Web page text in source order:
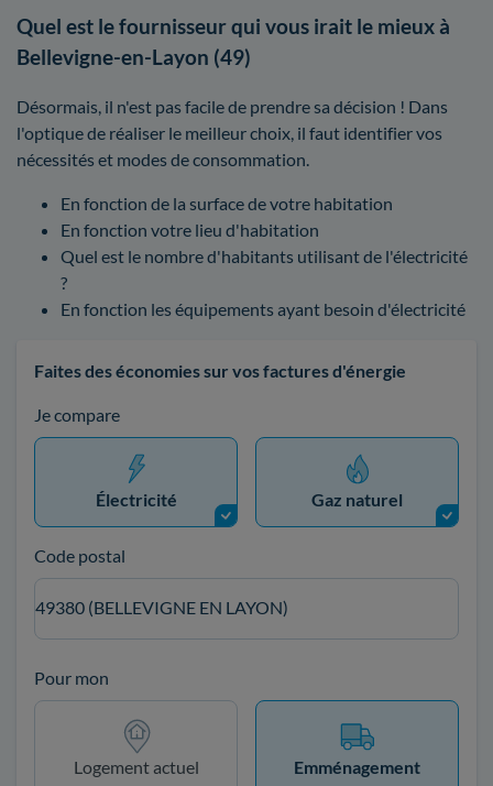
Quel est le fournisseur qui vous irait le mieux à
Bellevigne-en-Layon (49)
Désormais, il n'est pas facile de prendre sa décision ! Dans
l'optique de réaliser le meilleur choix, il faut identifier vos
nécessités et modes de consommation.
En fonction de la surface de votre habitation
En fonction votre lieu d'habitation
Quel est le nombre d'habitants utilisant de l'électricité
?
En fonction les équipements ayant besoin d'électricité
Faites des économies sur vos factures d'énergie
Je compare
Électricité Gaz naturel
Code postal
49380 (BELLEVIGNE EN LAYON)
Pour mon
Logement actuel Emménagement